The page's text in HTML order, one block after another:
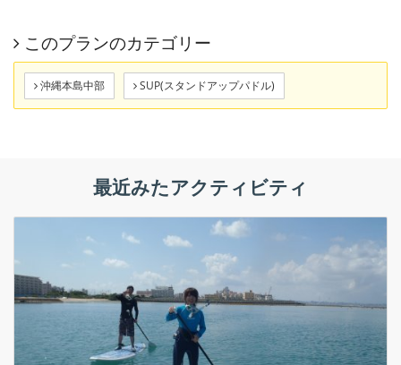
このプランのカテゴリー
沖縄本島中部 SUP(スタンドアップパドル)
最近みたアクティビティ